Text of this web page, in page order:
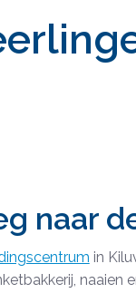
naar
in
naaien